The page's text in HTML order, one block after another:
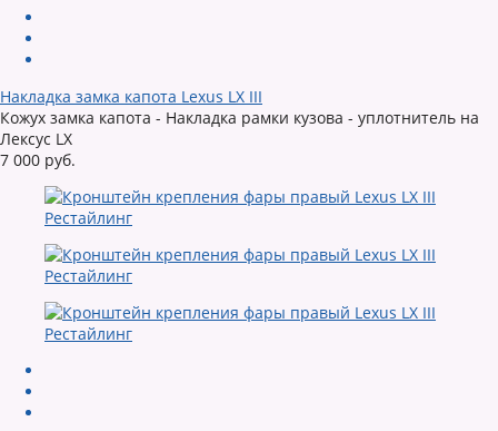
Накладка замка капота Lexus LX III
Кожух замка капота - Накладка рамки кузова - уплотнитель на
Лексус LX
7 000 руб.